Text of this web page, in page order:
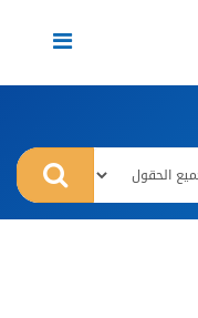
Toggle
navigation